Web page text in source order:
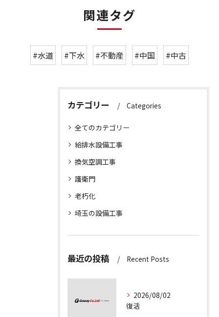
関連タグ
#水道 #下水 #不動産 #中国 #中古
カテゴリー Categories
全てのカテゴリー
給排水設備工事
換気空調工事
護衛門
老朽化
埼玉の設備工事
最近の投稿 Recent Posts
2026/08/02
復活